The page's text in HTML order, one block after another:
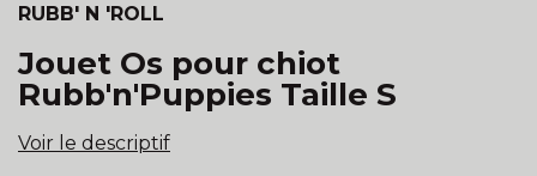
RUBB' N 'ROLL
Jouet Os pour chiot
Rubb'n'Puppies Taille S
Voir le descriptif